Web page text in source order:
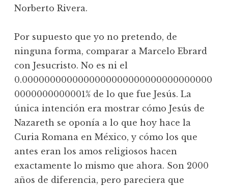
Norberto Rivera.
Por supuesto que yo no pretendo, de
ninguna forma, comparar a Marcelo Ebrard
con Jesucristo. No es ni el
0.0000000000000000000000000000000000
0000000000001% de lo que fue Jesús. La
única intención era mostrar cómo Jesús de
Nazareth se oponía a lo que hoy hace la
Curia Romana en México, y cómo los que
antes eran los amos religiosos hacen
exactamente lo mismo que ahora. Son 2000
años de diferencia, pero pareciera que